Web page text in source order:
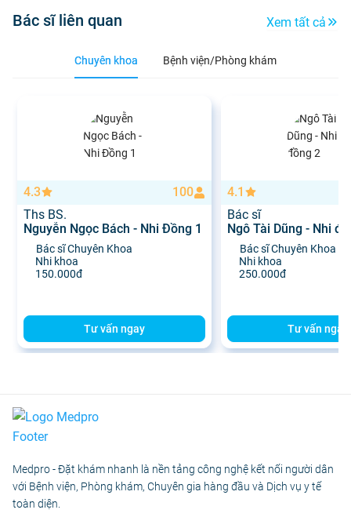
Bác sĩ liên quan Xem tất cả
Chuyên khoa Bệnh viện/Phòng khám
4.3
100
Ths BS.
Nguyễn Ngọc Bách - Nhi Đồng 1
Bác sĩ Chuyên Khoa
Nhi khoa
150.000đ
Tư vấn ngay
4.1
Bác sĩ
Ngô Tài Dũng - Nhi
Bác sĩ Chuyên Khoa
Nhi khoa
250.000đ
Tư vấn ngay
Medpro - Đặt khám nhanh là nền tảng công nghệ kết nối người dân
với Bệnh viện, Phòng khám, Chuyên gia hàng đầu và Dịch vụ y tế
toàn diện.